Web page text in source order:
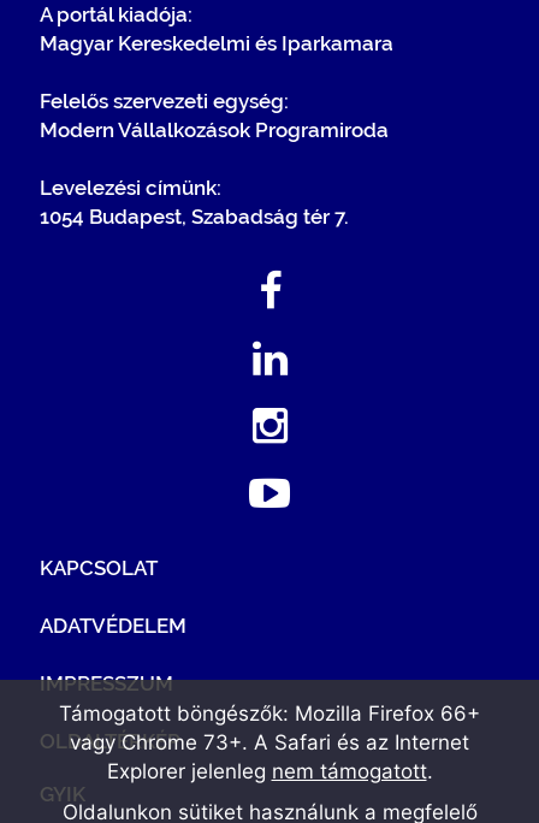
A portál kiadója:
Magyar Kereskedelmi és Iparkamara
Felelős szervezeti egység:
Modern Vállalkozások Programiroda
Levelezési címünk:
1054 Budapest, Szabadság tér 7.
KAPCSOLAT
ADATVÉDELEM
IMPRESSZUM
OLDALTÉRKÉP
GYIK
Támogatott böngészők: Mozilla Firefox 66+
vagy Chrome 73+. A Safari és az Internet
Explorer jelenleg nem támogatott.
Oldalunkon sütiket használunk a megfelelő